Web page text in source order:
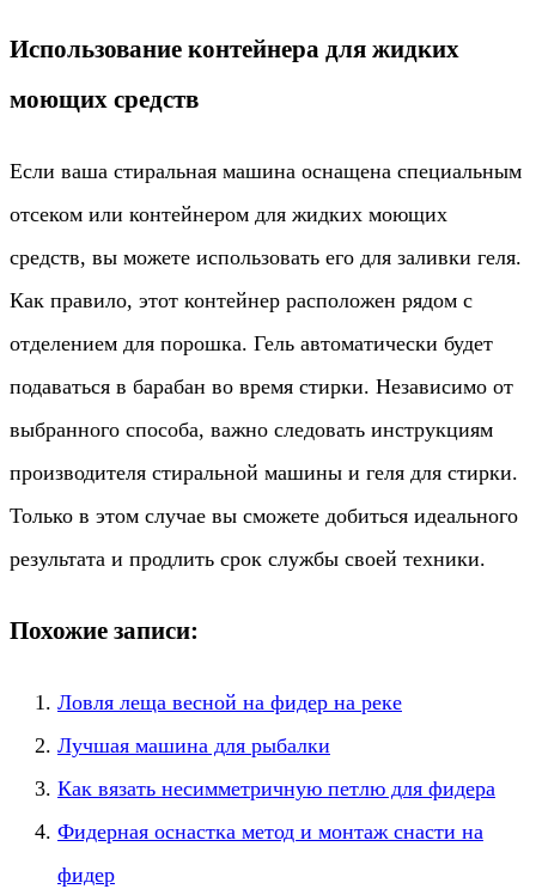
Использование контейнера для жидких
моющих средств
Если ваша стиральная машина оснащена специальным
отсеком или контейнером для жидких моющих
средств, вы можете использовать его для заливки геля.
Как правило, этот контейнер расположен рядом с
отделением для порошка. Гель автоматически будет
подаваться в барабан во время стирки. Независимо от
выбранного способа, важно следовать инструкциям
производителя стиральной машины и геля для стирки.
Только в этом случае вы сможете добиться идеального
результата и продлить срок службы своей техники.
Похожие записи:
Ловля леща весной на фидер на реке
Лучшая машина для рыбалки
Как вязать несимметричную петлю для фидера
Фидерная оснастка метод и монтаж снасти на
фидер